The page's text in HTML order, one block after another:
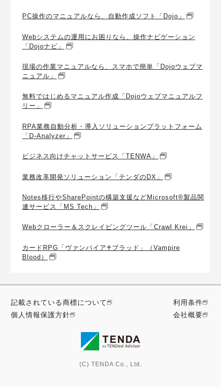
PC操作のマニュアルなら、自動作成ソフト「Dojo」
Webシステムの運用にお困りなら、操作ナビゲーション
「Dojoナビ」
現場の作業マニュアルなら、スマホで簡単「Dojoウェブマ
ニュアル」
無料ではじめるマニュアル作成「Dojoウェブマニュアルフ
リー」
RPA業務自動分析・導入ソリューションプラットフォーム
「D-Analyzer」
ビジネス向けチャットサービス「TENWA」
業務改革開発ソリューション「テンダのDX」
Notes移行やSharePointの構築支援などMicrosoft®製品関
連サービス「MS Tech」
Webクローラー＆スクレイピングツール「Crawl Krei」
カードRPG「ヴァンパイア♰ブラッド」（Vampire
Blood）
(C) TENDA Co., Ltd.
記載されている商標について
利用条件
個人情報保護方針
会社概要